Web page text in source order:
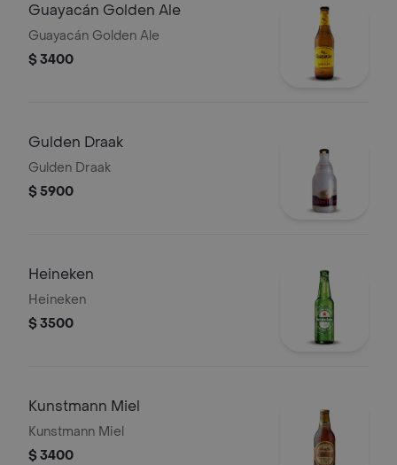
Guayacán Golden Ale
Guayacán Golden Ale
$ 3400
Gulden Draak
Gulden Draak
$ 5900
Heineken
Heineken
$ 3500
Kunstmann Miel
Kunstmann Miel
$ 3400